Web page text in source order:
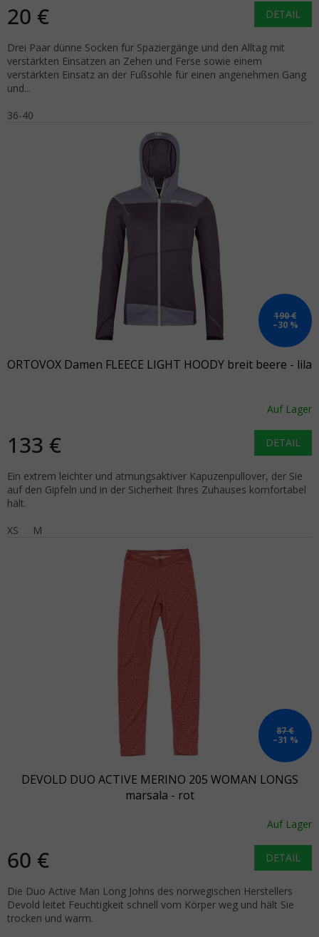
20 € DETAIL
Drei Paar dünne Socken für Spaziergänge und den Alltag mit
verstärkten Einsätzen an Zehen und Ferse sowie einem
verstärkten Einsatz an der Fußsohle für einen angenehmen Gang
und...
36-40
190 €
–30 %
ORTOVOX Damen FLEECE LIGHT HOODY breit beere - lila
Auf Lager
133 € DETAIL
Ein extrem leichter und atmungsaktiver Kapuzenpullover, der Sie
auf den Gipfeln und in der Sicherheit Ihres Zuhauses komfortabel
hält.
XS
M
87 €
–31 %
DEVOLD DUO ACTIVE MERINO 205 WOMAN LONGS
marsala - rot
Auf Lager
60 € DETAIL
Die Duo Active Man Long Johns des norwegischen Herstellers
Devold leitet Feuchtigkeit schnell vom Körper weg und hält Sie
trocken und warm.